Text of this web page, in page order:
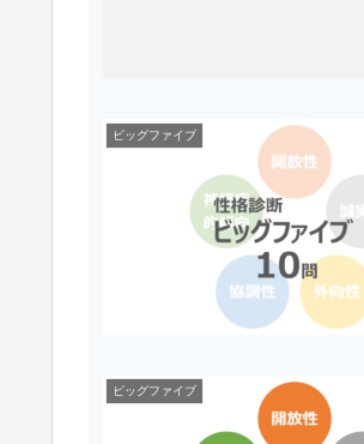
ビッグファイブ
ビッグファイブ